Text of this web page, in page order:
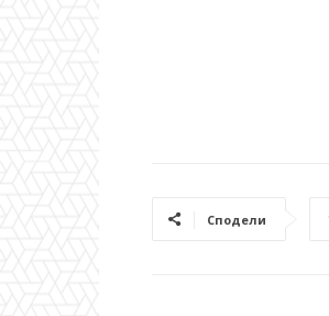
Сподели